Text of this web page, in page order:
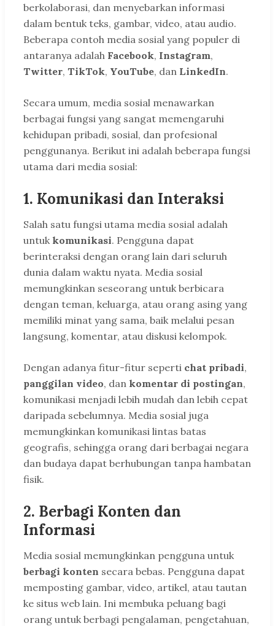
berkolaborasi, dan menyebarkan informasi
dalam bentuk teks, gambar, video, atau audio.
Beberapa contoh media sosial yang populer di
antaranya adalah Facebook, Instagram,
Twitter, TikTok, YouTube, dan LinkedIn.
Secara umum, media sosial menawarkan
berbagai fungsi yang sangat memengaruhi
kehidupan pribadi, sosial, dan profesional
penggunanya. Berikut ini adalah beberapa fungsi
utama dari media sosial:
1. Komunikasi dan Interaksi
Salah satu fungsi utama media sosial adalah
untuk komunikasi. Pengguna dapat
berinteraksi dengan orang lain dari seluruh
dunia dalam waktu nyata. Media sosial
memungkinkan seseorang untuk berbicara
dengan teman, keluarga, atau orang asing yang
memiliki minat yang sama, baik melalui pesan
langsung, komentar, atau diskusi kelompok.
Dengan adanya fitur-fitur seperti chat pribadi,
panggilan video, dan komentar di postingan,
komunikasi menjadi lebih mudah dan lebih cepat
daripada sebelumnya. Media sosial juga
memungkinkan komunikasi lintas batas
geografis, sehingga orang dari berbagai negara
dan budaya dapat berhubungan tanpa hambatan
fisik.
2. Berbagi Konten dan
Informasi
Media sosial memungkinkan pengguna untuk
berbagi konten secara bebas. Pengguna dapat
memposting gambar, video, artikel, atau tautan
ke situs web lain. Ini membuka peluang bagi
orang untuk berbagi pengalaman, pengetahuan,